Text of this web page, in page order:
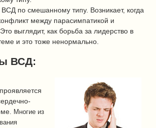
по смешанному типу. Возникает, когда
между парасимпатикой и
выглядит, как борьба за лидерство в
и это тоже ненормально.
ВСД:
. Многие из